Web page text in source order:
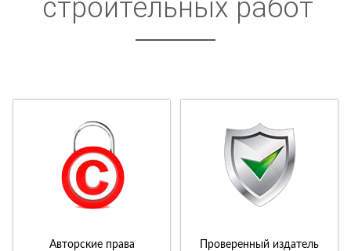
строительных работ
Авторские права Проверенный издатель